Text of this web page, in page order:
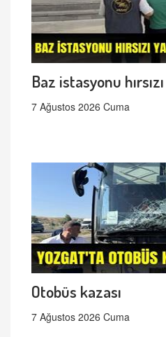
Baz istasyonu
7 Ağustos 2026 Cuma
Otobüs kazası
7 Ağustos 2026 Cuma